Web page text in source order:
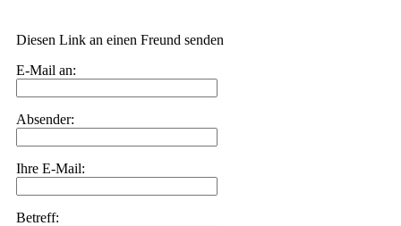
Diesen Link an einen Freund senden
E-Mail an:
Absender:
Ihre E-Mail:
Betreff: